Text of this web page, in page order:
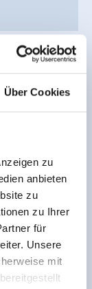
Über Cookies
zu
anbieten
zu
zu Ihrer
für
Unsere
mit